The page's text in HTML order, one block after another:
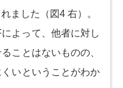
ました（図4 右）。
よって、他者に対し
ことはないものの、
いということがわか